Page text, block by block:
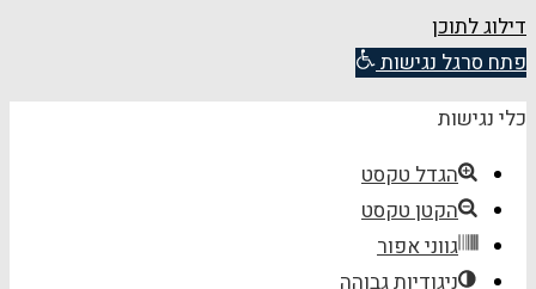
דילוג לתוכן
פתח סרגל נגישות
כלי נגישות
הגדל טקסט
הקטן טקסט
גווני אפור
ניגודיות גבוהה